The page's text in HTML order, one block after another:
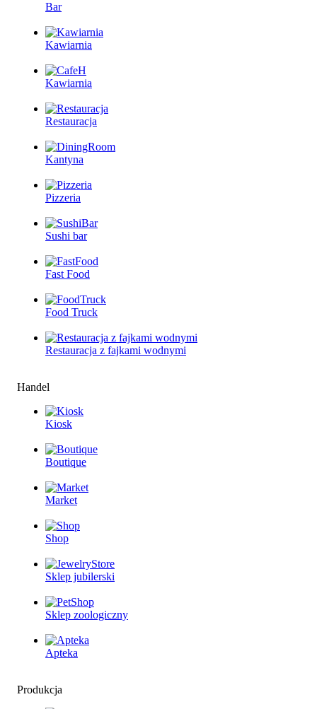
Bar
Kawiarnia
Kawiarnia
Restauracja
Kantyna
Pizzeria
Sushi bar
Fast Food
Food Truck
Restauracjа z fajkami wodnymi
Handel
Kiosk
Boutique
Market
Shop
Sklep jubilerski
Sklep zoologiczny
Apteka
Produkcja